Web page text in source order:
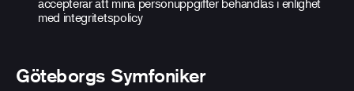
Göteborgs Symfoniker
med integritetspolicy